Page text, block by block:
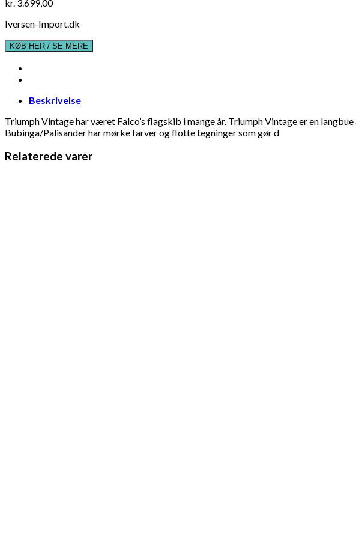
kr. 3.699,00
Iversen-Import.dk
KØB HER / SE MERE
Beskrivelse
Triumph Vintage har været Falco’s flagskib i mange år. Triumph Vintage er en
Bubinga/Palisander har mørke farver og flotte tegninger som gør d
Relaterede varer